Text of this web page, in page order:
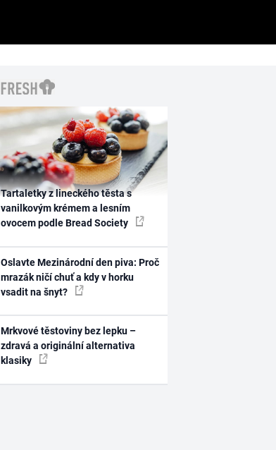
Tartaletky z lineckého těsta s
vanilkovým krémem a lesním
ovocem podle Bread Society
Oslavte Mezinárodní den piva: Proč
mrazák ničí chuť a kdy v horku
vsadit na šnyt?
Mrkvové těstoviny bez lepku –
zdravá a originální alternativa
klasiky